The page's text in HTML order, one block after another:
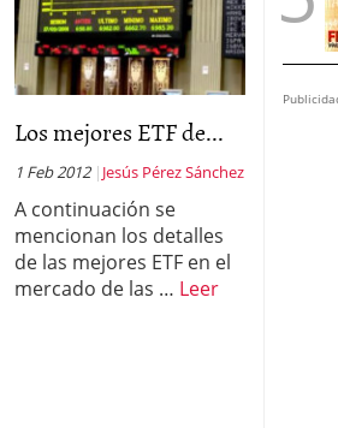
Los mejores ETF de...
1 Feb 2012 Jesús Pérez Sánchez
A continuación se
mencionan los detalles
de las mejores ETF en el
mercado de las … Leer